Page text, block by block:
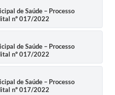
de Saúde – Processo
nº 017/2022
de Saúde – Processo
nº 017/2022
de Saúde – Processo
nº 017/2022